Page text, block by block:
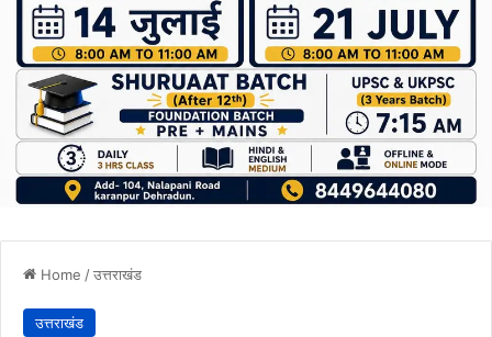
Home /उत्तराखंड
उत्तराखंड